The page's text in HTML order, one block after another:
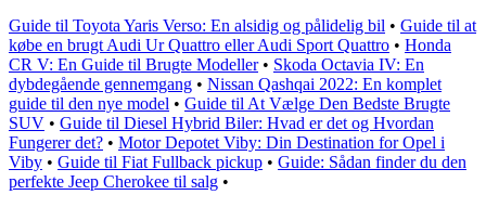
Guide til Toyota Yaris Verso: En alsidig og pålidelig bil • Guide til at
købe en brugt Audi Ur Quattro eller Audi Sport Quattro • Honda
CR V: En Guide til Brugte Modeller• Skoda Octavia IV: En
dybdegående gennemgang • Nissan Qashqai 2022: En komplet
guide til den nye model • Guide til At Vælge Den Bedste Brugte
SUV • Guide til Diesel Hybrid Biler: Hvad er det og Hvordan
Fungerer det? • Motor Depotet Viby: Din Destination for Opel i
Viby • Guide til Fiat Fullback pickup • Guide: Sådan finder du den
perfekte Jeep Cherokee til salg •